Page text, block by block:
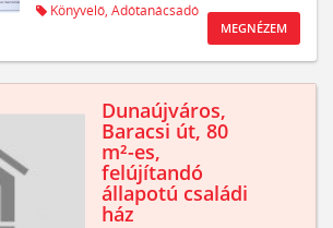
Könyvelő, Adótanácsadó
MEGNÉZEM
Dunaújváros,
Baracsi út, 80
m²-es,
felújítandó
állapotú családi
ház